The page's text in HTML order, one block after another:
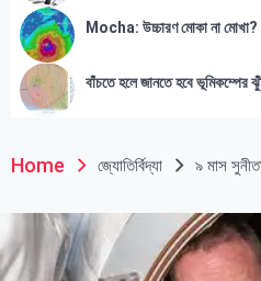
Mocha: উচ্চারণ মোকা না মোখা?
বাঁচতে হলে জানতে হবে ভূমিকম্পের
Home জ্যোতির্বিদ্যা ৯ মাস